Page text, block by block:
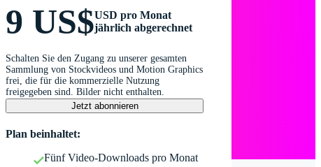
9 US$USD pro Monat
jährlich abgerechnet
Schalten Sie den Zugang zu unserer gesamten
Sammlung von Stockvideos und Motion Graphics
frei, die für die kommerzielle Nutzung
freigegeben sind. Bilder nicht enthalten.
Jetzt abonnieren
Plan beinhaltet:
Fünf Video-Downloads pro Monat